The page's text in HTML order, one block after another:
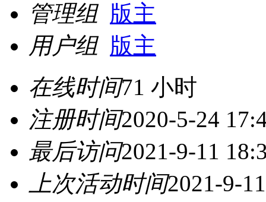
管理组 版主
用户组 版主
在线时间71 小时
注册时间2020-5-24
最后访问2021-9-11
上次活动时间2021-9-